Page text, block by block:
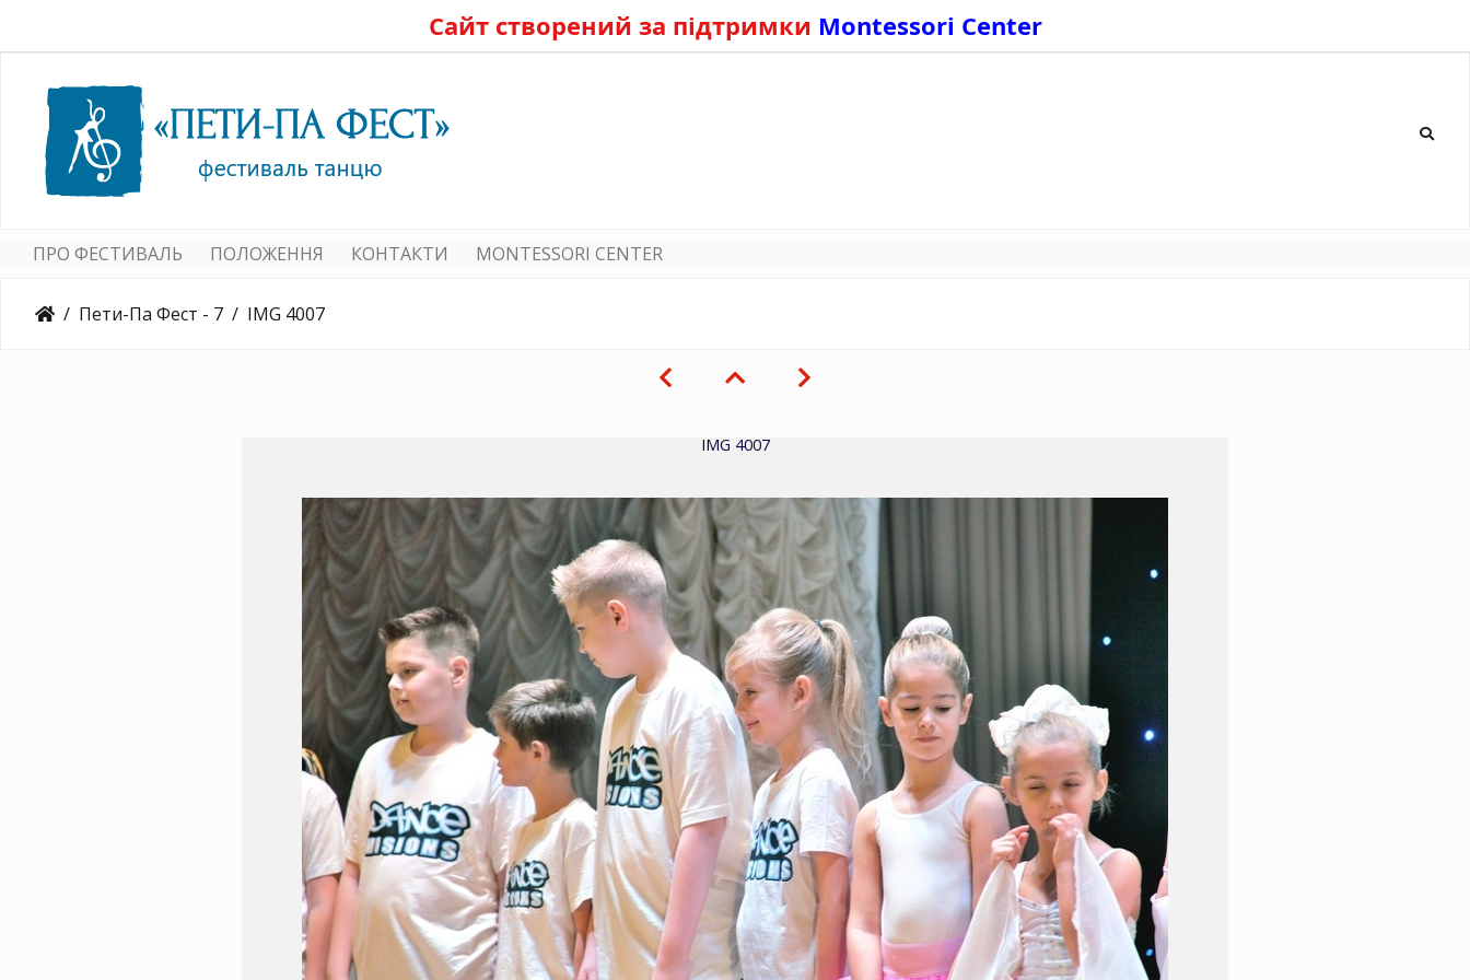
Сайт створений за підтримки Montessori Center
ПРО ФЕСТИВАЛЬ ПОЛОЖЕННЯ КОНТАКТИ MONTESSORI CENTER
Пети-Па Фест - 7 IMG 4007
IMG 4007